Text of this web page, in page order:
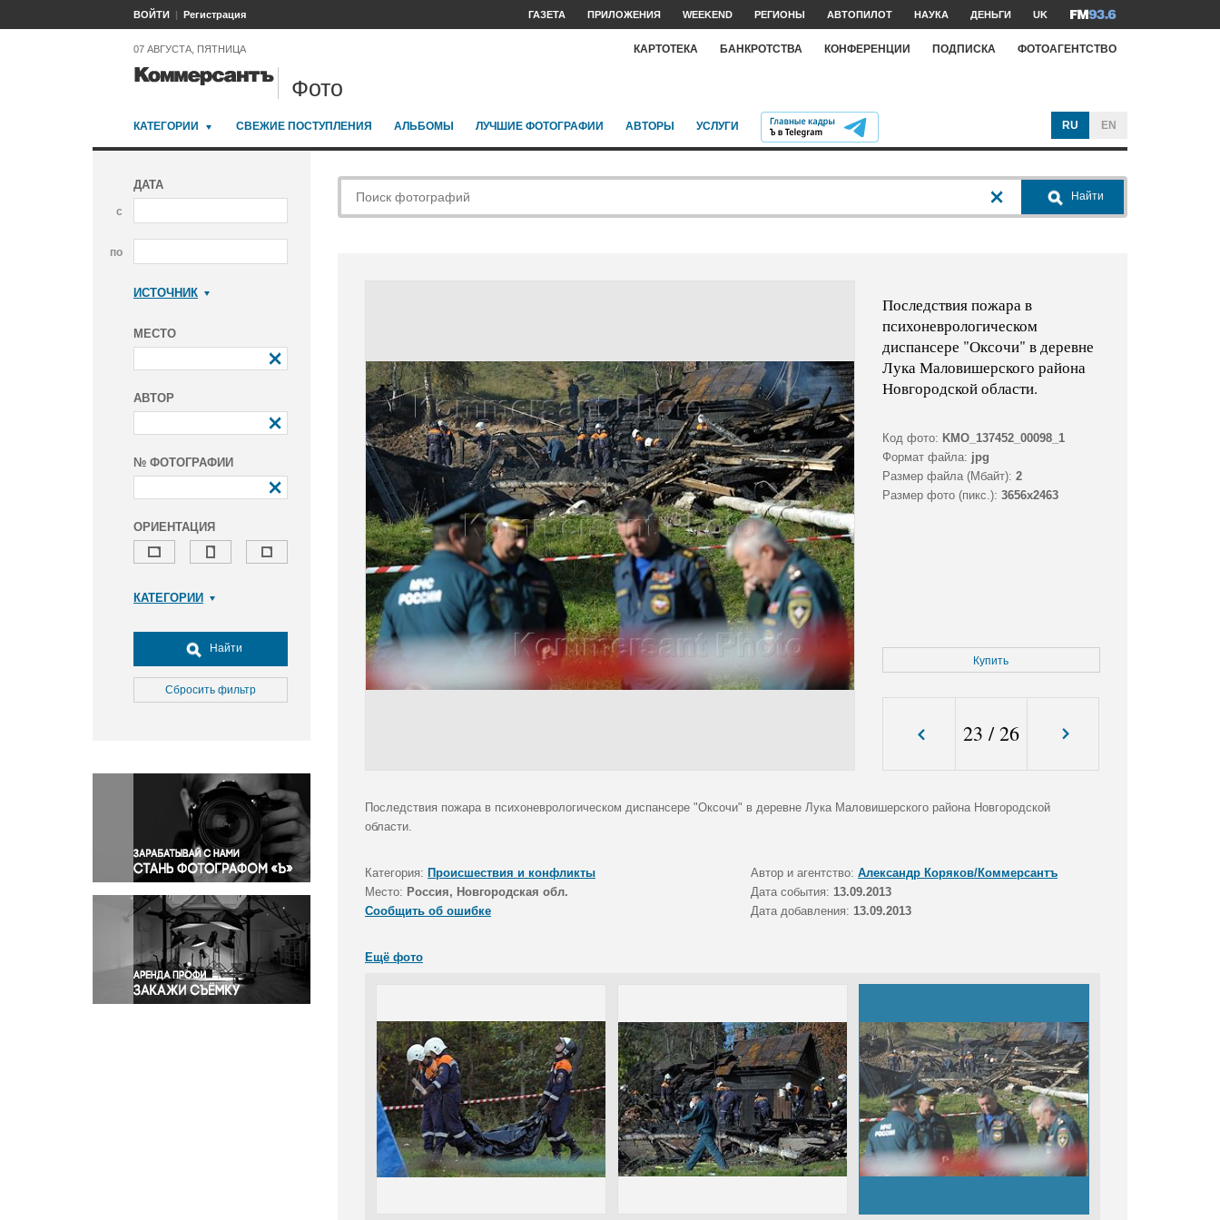
ВОЙТИ Регистрация ГАЗЕТА ПРИЛОЖЕНИЯ WEEKEND РЕГИОНЫ АВТОПИЛОТ НАУКА ДЕНЬГИ UK
07 АВГУСТА, ПЯТНИЦА КАРТОТЕКА БАНКРОТСТВА КОНФЕРЕНЦИИ ПОДПИСКА ФОТОАГЕНТСТВО
Фото
КАТЕГОРИИ СВЕЖИЕ ПОСТУПЛЕНИЯ АЛЬБОМЫ ЛУЧШИЕ ФОТОГРАФИИ АВТОРЫ УСЛУГИ RU EN
ДАТА
с
по
ИСТОЧНИК
МЕСТО
АВТОР
№ ФОТОГРАФИИ
ОРИЕНТАЦИЯ
КАТЕГОРИИ
Досуг, туризм и отдых
Культура
Медицина
Окружающая среда
Политика
Правосудие
Происшествия и конфликты
Религия
Светская жизнь
Спорт
Экология
Экономика и бизнес
Найти
Сбросить фильтр
Найти
Последствия пожара в
психоневрологическом
диспансере "Оксочи" в деревне
Лука Маловишерского района
Новгородской области.
Код фото: KMO_137452_00098_1
Формат файла: jpg
Размер файла (Мбайт): 2
Размер фото (пикс.): 3656x2463
Купить
23 /26
Последствия пожара в психоневрологическом диспансере "Оксочи" в деревне Лука Маловишерского района Новгородской
области.
Категория: Происшествия и конфликты Автор и агентство: Александр Коряков/Коммерсантъ
Место: Россия, Новгородская обл. Дата события: 13.09.2013
Сообщить об ошибке
Дата добавления: 13.09.2013
Ещё фото